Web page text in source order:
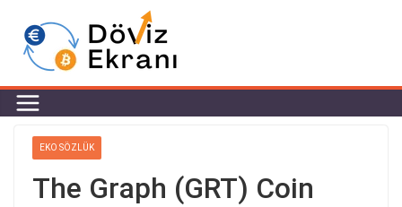
EKO SÖZLÜK
The Graph (GRT) Coin